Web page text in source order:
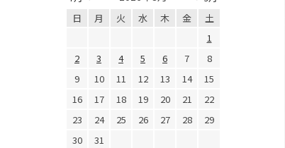
日 月 火 水 木 金
土
1
2
3 4 5 6 7
8
9
10 11 12 13 14
15
16
17 18 19 20 21
22
23
24 25 26 27 28
29
30
31